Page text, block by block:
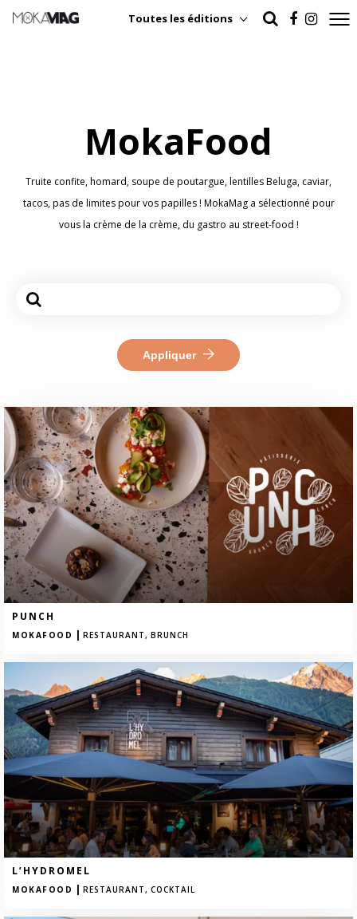
Toutes les éditions
MokaFood
Truite confite, homard, soupe de poutargue, lentilles Beluga, caviar,
tacos, pas de limites pour vos papilles ! MokaMag a sélectionné pour
vous la crème de la crème, du gastro au street-food !
Appliquer
PUNCH
MOKAFOOD | RESTAURANT, BRUNCH
L’HYDROMEL
MOKAFOOD | RESTAURANT, COCKTAIL